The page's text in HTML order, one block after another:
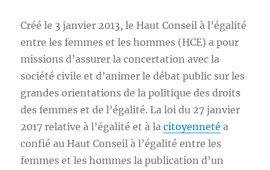
Créé le 3 janvier 2013, le Haut Conseil à l’égalité
entre les femmes et les hommes (HCE) a pour
missions d’assurer la concertation avec la
société civile et d’animer le débat public sur les
grandes orientations de la politique des droits
des femmes et de l’égalité. La loi du 27 janvier
2017 relative à l’égalité et à lacitoyenneté a
confié au Haut Conseil à l’égalité entre les
femmes et les hommes la publication d’un